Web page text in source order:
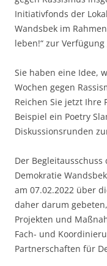
Initiativfonds der
Wandsbek im
leben!“ zur
Sie haben eine Idee,
Wochen gegen
Reichen Sie jetzt Ihre
Beispiel ein Poetry
Diskussionsrunden
Der
Demokratie
am 07.02.2022 über
daher darum
Projekten und
Fach- und
Partnerschaften für